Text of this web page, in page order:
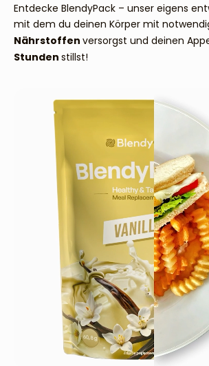
Entdecke BlendyPack – unser eigens
mit dem du deinen Körper mit
Nährstoffenversorgst und deinen
Stundenstillst!